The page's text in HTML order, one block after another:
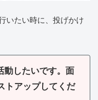
いたい時に、投げかけ
動したいです。面
トアップしてくだ